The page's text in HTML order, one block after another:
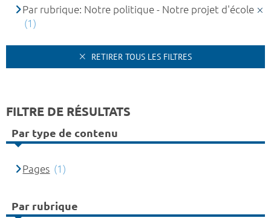
Par rubrique: Notre politique - Notre projet d'école
(1)
RETIRER TOUS LES FILTRES
FILTRE DE RÉSULTATS
Par type de contenu
Pages (1)
Par rubrique